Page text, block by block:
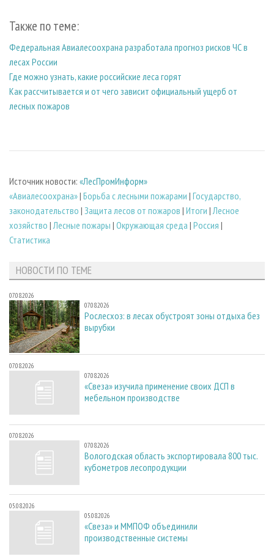
Также по теме:
Федеральная Авиалесоохрана разработала прогноз рисков ЧС в
лесах России
Где можно узнать, какие российские леса горят
Как рассчитывается и от чего зависит официальный ущерб от
лесных пожаров
Источник новости: «ЛесПромИнформ»
«Авиалесоохрана»| Борьба с лесными пожарами | Государство,
законодательство | Защита лесов от пожаров | Итоги | Лесное
хозяйство | Лесные пожары | Окружающая среда | Россия |
Статистика
НОВОСТИ ПО ТЕМЕ
07.08.2026
07.08.2026
Рослесхоз: в лесах обустроят зоны отдыха без
вырубки
07.08.2026
07.08.2026
«Свеза» изучила применение своих ДСП в
мебельном производстве
07.08.2026
07.08.2026
Вологодская область экспортировала 800 тыс.
кубометров лесопродукции
05.08.2026
05.08.2026
«Свеза» и ММПОФ объединили
производственные системы